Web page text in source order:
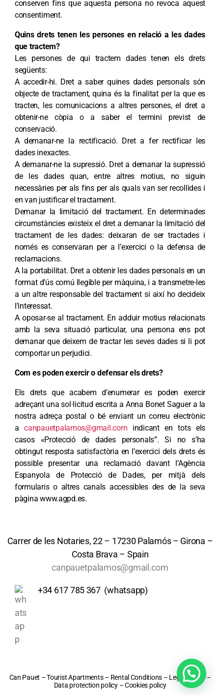
conserven fins que aquesta persona no revoca aquest
consentiment.
Quins drets tenen les persones en relació a les dades
que tractem?
Les persones de qui tractem dades tenen els drets
següents:
A accedir-hi. Dret a saber quines dades personals són
objecte de tractament, quina és la finalitat per la que es
tracten, les comunicacions a altres persones, el dret a
obtenir-ne còpia o a saber el termini previst de
conservació.
A demanar-ne la rectificació. Dret a fer rectificar les
dades inexactes.
A demanar-ne la supressió. Dret a demanar la supressió
de les dades quan, entre altres motius, no siguin
necessàries per als fins per als quals van ser recollides i
en van justificar el tractament.
Demanar la limitació del tractament. En determinades
circumstàncies existeix el dret a demanar la limitació del
tractament de les dades: deixaran de ser tractades i
només es conservaran per a l’exercici o la defensa de
reclamacions.
A la portabilitat. Dret a obtenir les dades personals en un
format d’ús comú llegible per màquina, i a transmetre-les
a un altre responsable del tractament si així ho decideix
l’interessat.
A oposar-se al tractament. En adduir motius relacionats
amb la seva situació particular, una persona ens pot
demanar que deixem de tractar les seves dades si li pot
comportar un perjudici.
Com es poden exercir o defensar els drets?
Els drets que acabem d’enumerar es poden exercir
adreçant una sol·licitud escrita a Anna Bonet Saguer a la
nostra adreça postal o bé enviant un correu electrònic
acanpauetpalamos@gmail.com indicant en tots els
casos «Protecció de dades personals”. Si no s’ha
obtingut resposta satisfactòria en l’exercici dels drets és
possible presentar una reclamació davant l’Agència
Espanyola de Protecció de Dades, per mitjà dels
formularis o altres canals accessibles des de la seva
pàgina www.agpd.es.
Carrer de les Notaries, 22 – 17230 Palamós – Girona –
Costa Brava – Spain
canpauetpalamos@gmail.com
+34 617 785 367 (whatsapp)
Can Pauet – Tourist Apartments – Rental Conditions – Legal Notice–
Data protection policy–Cookies policy